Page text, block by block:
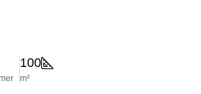
100
m²